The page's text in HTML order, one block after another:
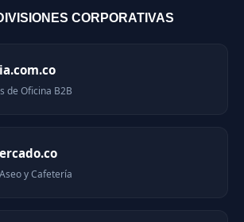
CORPORATIVAS
de Oficina B2B
y Cafetería